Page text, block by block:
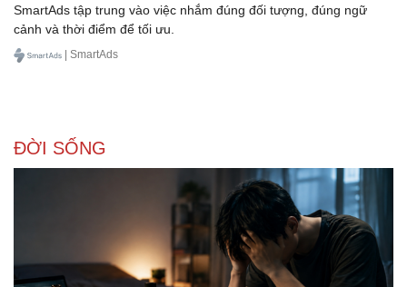
Làm đẹp - giảm cân
Phòng mạch online
Ăn sạch sống khỏe
SmartAds tập trung vào việc nhắm đúng đối tượng, đúng ngữ
cảnh và thời điểm để tối ưu.
| SmartAds
ĐỜI SỐNG